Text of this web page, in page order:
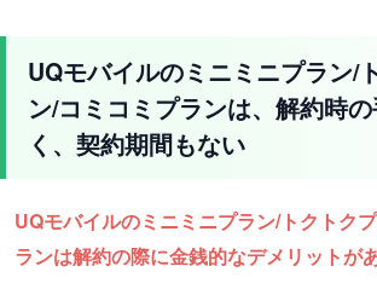
UQモバイルのミニミニプラン/
ン/コミコミプランは、解約時
く、契約期間もない
UQモバイルのミニミニプラン/トクトク
ランは解約の際に金銭的なデメリットが